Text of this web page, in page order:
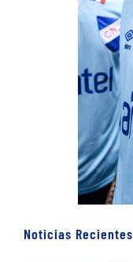
Noticias Recientes